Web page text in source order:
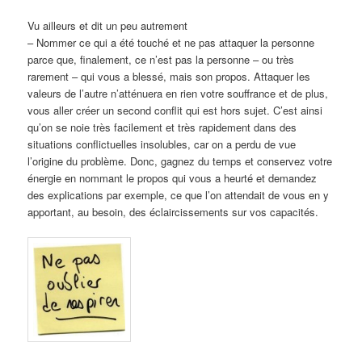
Vu ailleurs et dit un peu autrement
– Nommer ce qui a été touché et ne pas attaquer la personne
parce que, finalement, ce n’est pas la personne – ou très
rarement – qui vous a blessé, mais son propos. Attaquer les
valeurs de l’autre n’atténuera en rien votre souffrance et de plus,
vous aller créer un second conflit qui est hors sujet. C’est ainsi
qu’on se noie très facilement et très rapidement dans des
situations conflictuelles insolubles, car on a perdu de vue
l’origine du problème. Donc, gagnez du temps et conservez votre
énergie en nommant le propos qui vous a heurté et demandez
des explications par exemple, ce que l’on attendait de vous en y
apportant, au besoin, des éclaircissements sur vos capacités.